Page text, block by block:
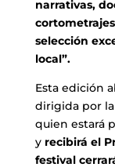
narrativas,
selección
local”.
Esta edición
dirigida por
quien estará
y recibirá el
festival